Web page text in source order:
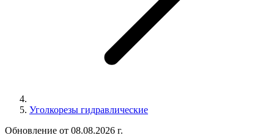
Уголкорезы гидравлические
Обновление от 08.08.2026 г.